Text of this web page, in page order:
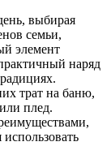
выбирая
семьи,
элемент
наряд
трат на баню,
плед.